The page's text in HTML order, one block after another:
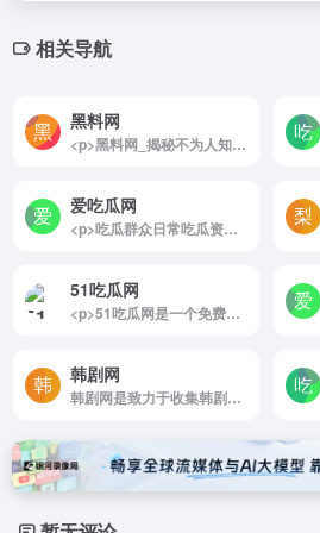
相关导航
黑料网
<p>黑料网_揭秘不为人知的那些事，黑料网,爆料,明星,绯闻,秘密</p>
爱吃瓜网
<p>吃瓜群众日常吃瓜资源分享及热门事件的吃瓜群和吃瓜网站</p>
51吃瓜网
<p>51吃瓜网是一个免费在线吃瓜网站,旨在分享网络热门吃瓜事件,每日独家爆料,黑料网曝为您带来51吃瓜新鲜八卦,今日吃瓜，黑料不打烊分享正能量，一手内容尽在51吃瓜网。</p>
韩剧网
韩剧网是致力于收集韩剧大全